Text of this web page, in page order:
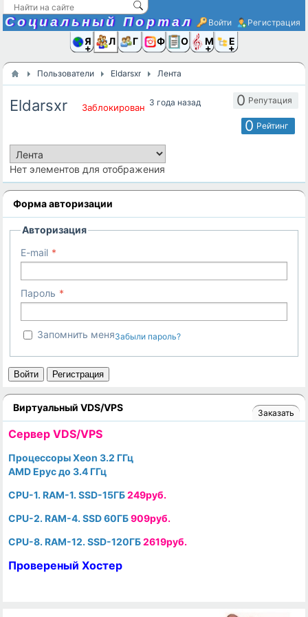
Социальный Портал Войти Регистрация
Я иЛюди
Группы
Фото Ещё
Пользователи Eldarsxr Лента
Eldarsxr Заблокирован 3 года назад 0 Репутация
0 Рейтинг
Нет элементов для отображения
Форма авторизации
Авторизация
E-mail
Пароль
Запомнить меняЗабыли пароль?
Войти Регистрация
Виртуальный VDS/VPS Заказать
Cервер VDS/VPS
Процессоры Xeon 3.2 ГГц
AMD Epyc до 3.4 ГГц
CPU-1. RAM-1. SSD-15ГБ249руб.
CPU-2. RAM-4. SSD 60ГБ909руб.
CPU-8. RAM-12. SSD-120ГБ2619руб.
Провереный Хостер